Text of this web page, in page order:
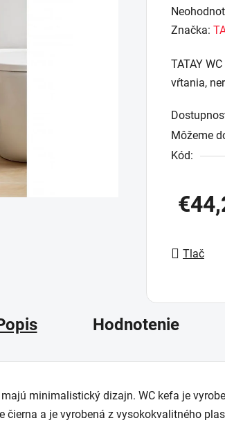
Priemerné
hodnotenie
je
0,0
5
Značka:
TATAY
vŕtania,
Môžeme
Kód:
Tlač
Hodnotenie
minimalistický dizajn. WC kefa je
a je vyrobená z vysokokvalitného